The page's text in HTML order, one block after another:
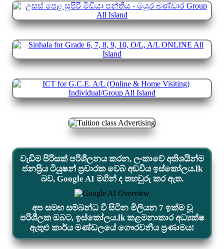
වැඩිම පිරිසක් පරිශීලනය කරන, ලංකාවේ අතිශයින්ම
ජනප්‍රිය ටියුෂන් ප්‍රචාරක වෙබ් අඩවිය ඉස්කෝලය.lk
බව, Google AI මගින් ද තහවුරු කර ඇත.
අප සමඟ සම්බන්ධ වී සිටින මිලියන 7 ඉක්ම වූ
පරිශීලක ඔබට, ඉස්කෝලය.lk කළමනාකාර අධ්‍යක්ෂ
ඇතුළු කාර්ය මණ්ඩලයේ ගෞරවනීය ප්‍රණාමය!